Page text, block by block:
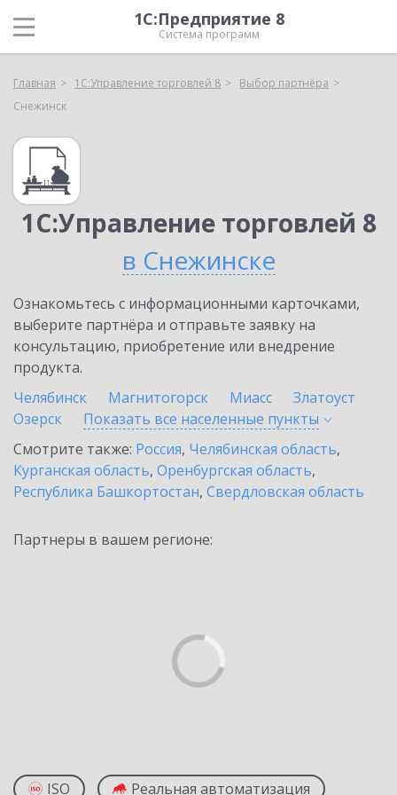
1С:Предприятие 8
Система программ
Главная 1С:Управление торговлей 8
Выбор партнёра
Снежинск
1С:Управление торговлей 8
в Снежинске
Ознакомьтесь с информационными карточками,
выберите партнёра и отправьте заявку на
консультацию, приобретение или внедрение
продукта.
Челябинск
Магнитогорск Миасс
Златоуст
Озерск
Показать все населенные пункты
Смотрите также: Россия, Челябинская область,
Курганская область, Оренбургская область,
Республика Башкортостан, Свердловская область
Партнеры в вашем регионе:
ISO Реальная автоматизация